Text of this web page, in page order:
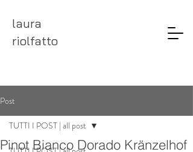
laura
riolfatto
Post
TUTTI I POST | all post
Pinot Bianco Dorado Kränzelhof